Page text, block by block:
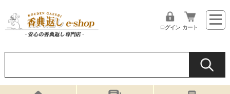
ログイン カート